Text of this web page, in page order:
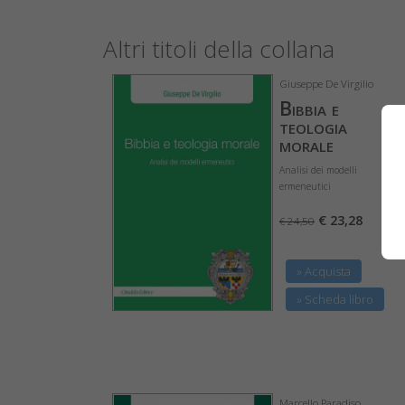
Altri titoli della collana
Giuseppe De Virgilio
Bibbia e
teologia
morale
Analisi dei modelli
ermeneutici
€ 24,50 € 23,28
» Acquista
» Scheda libro